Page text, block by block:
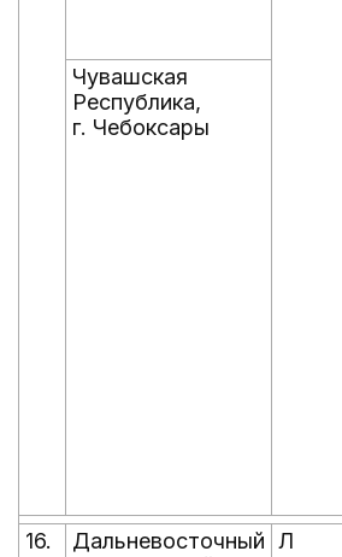
Чувашская
Республика,
г. Чебоксары
16.
Дальневосточный Л